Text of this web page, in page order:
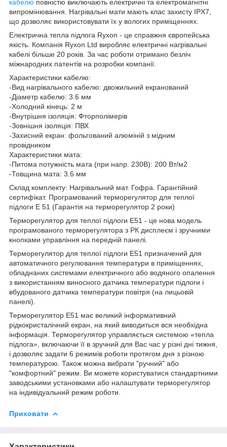
кабелю повністю виключають електричні та електромагнітні
випромінювання. Нагрівальні мати мають клас захисту IPX7,
що дозволяє використовувати їх у вологих приміщеннях.
Електрична тепла підлога Ryxon - це справжня європейська
якість. Компанія Ryxon Ltd виробляє електричні нагрівальні
кабелі більше 20 років. За час роботи отримано безліч
міжнародних патентів на розробки компанії.
Характеристики кабелю:
-Вид нагрівального кабелю: двожильний екранований
-Діаметр кабелю: 3.6 мм
-Холодний кінець: 2 м
-Внутрішня ізоляція: Фторполімерів
-Зовнішня ізоляція: ПВХ
-Захисний екран: фольгований алюміній з мідним
провідником
Характеристики мата:
-Питома потужність мата (при напр. 230В): 200 Вт/м2
-Товщина мата: 3.6 мм
Склад комплекту: Нагрівальний мат. Гофра. Гарантійний
сертифікат. Програмований терморегулятор для теплої
підлоги E 51 (Гарантія на терморегулятор 2 роки)
Терморегулятор для теплої підлоги E51 - це нова модель
програмованого терморегулятора з РК дисплеєм і зручними
кнопками управління на передній панелі.
Терморегулятор для теплої підлоги E51 призначений для
автоматичного регулювання температури в приміщеннях,
обладнаних системами електричного або водяного опалення
з використанням виносного датчика температури підлоги і
вбудованого датчика температури повітря (на лицьовій
панелі).
Терморегулятор Е51 має великий інформативний
рідкокристалічний екран, на який виводиться вся необхідна
інформація. Терморегулятор управляється системою «тепла
підлога», включаючи її в зручний для Вас час у різні дні тижня,
і дозволяє задати 6 режимів роботи протягом дня з різною
температурою. Також можна вибрати "ручний" або
"комфортний" режим. Ви можете користуватися стандартними
заводськими установками або налаштувати терморегулятор
на індивідуальний режим роботи.
Приховати